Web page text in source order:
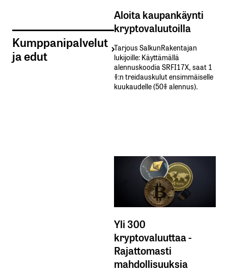
Kumppanipalvelut
ja edut
Aloita kaupankäynti
kryptovaluutoilla
Tarjous SalkunRakentajan
lukijoille: Käyttämällä​ ​
alennuskoodia​ ​SRFI17X,​ ​saat​ ​1
%:n treidauskulut​ ​ensimmäiselle​ ​
kuukaudelle​ ​(50%​ ​alennus).
Yli 300
kryptovaluuttaa -
Rajattomasti
mahdollisuuksia